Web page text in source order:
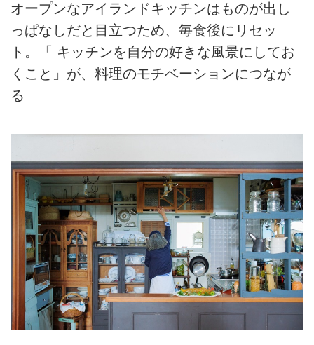
オープンなアイランドキッチンはものが出し
っぱなしだと目立つため、毎食後にリセッ
ト。「 キッチンを自分の好きな風景にしてお
くこと」が、料理のモチベーションにつなが
る